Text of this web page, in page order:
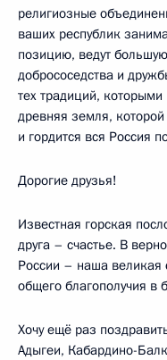
религиозные
ваших республик
позицию, ведут
добрососедства и
тех традиций,
древняя земля,
и гордится вся Россия
Дорогие друзья!
Известная горская
друга – счастье. В
России – наша великая
общего благополучия в
Хочу ещё раз
Адыгеи, Кабардино-